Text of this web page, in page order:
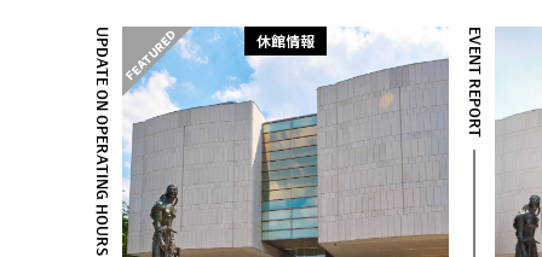
UPDATE ON OPERATING HOURS 休館情報 EVENT REPORT